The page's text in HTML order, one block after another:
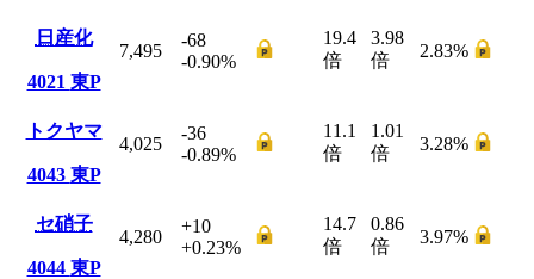
日産化
4021 東P
7,495
-68
-0.90%
19.4
倍
3.98
倍
2.83%
トクヤマ
4043 東P
4,025
-36
-0.89%
11.1
倍
1.01
倍
3.28%
セ硝子
4044 東P
4,280
+10
+0.23%
14.7
倍
0.86
倍
3.97%